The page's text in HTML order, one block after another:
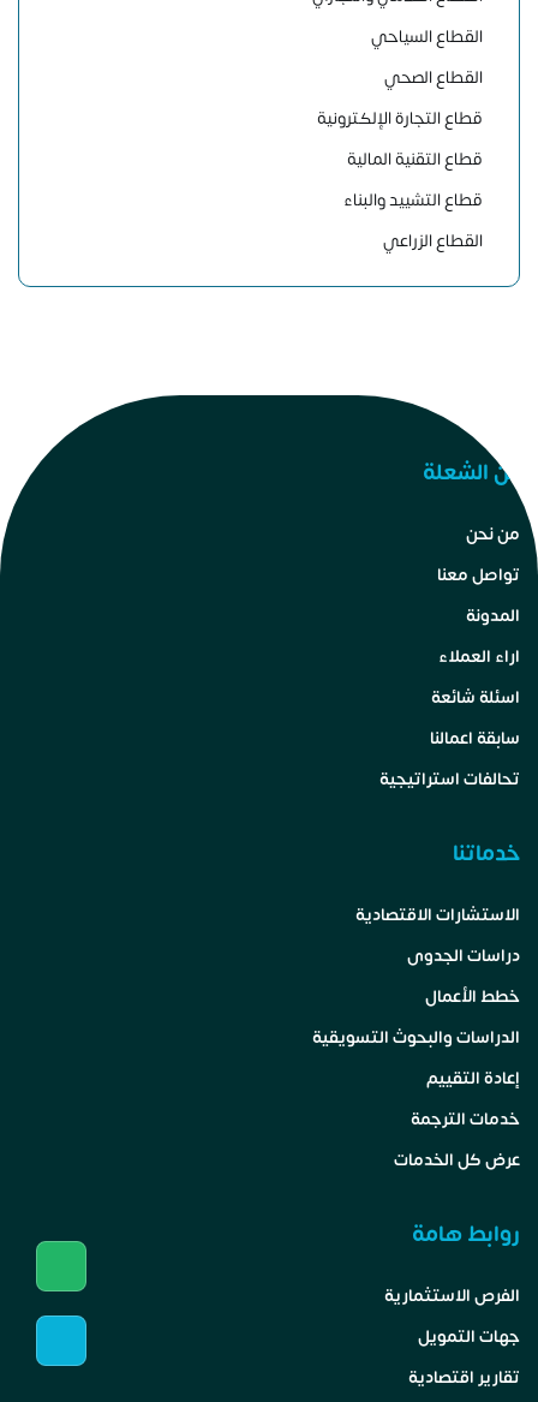
القطاع السياحي
القطاع الصحي
قطاع التجارة الإلكترونية
قطاع التقنية المالية
قطاع التشييد والبناء
القطاع الزراعي
عن الشعلة
من نحن
تواصل معنا
المدونة
اراء العملاء
اسئلة شائعة
سابقة اعمالنا
تحالفات استراتيجية
خدماتنا
الاستشارات الاقتصادية
دراسات الجدوى
خطط الأعمال
الدراسات والبحوث التسويقية
إعادة التقييم
خدمات الترجمة
عرض كل الخدمات
روابط هامة
الفرص الاستثمارية
جهات التمويل
تقارير اقتصادية